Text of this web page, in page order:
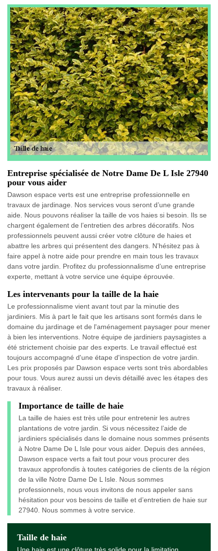
Entreprise spécialisée de Notre Dame De L Isle 27940
pour vous aider
Dawson espace verts est une entreprise professionnelle en
travaux de jardinage. Nos services vous seront d’une grande
aide. Nous pouvons réaliser la taille de vos haies si besoin. Ils se
chargent également de l’entretien des arbres décoratifs. Nos
professionnels peuvent aussi créer votre clôture de haies et
abattre les arbres qui présentent des dangers. N’hésitez pas à
faire appel à notre aide pour prendre en main tous les travaux
dans votre jardin. Profitez du professionnalisme d’une entreprise
experte, mettant à votre service une équipe éprouvée.
Les intervenants pour la taille de la haie
Le professionnalisme vient avant tout par la minutie des
jardiniers. Mis à part le fait que les artisans sont formés dans le
domaine du jardinage et de l'aménagement paysager pour mener
à bien les interventions. Notre équipe de jardiniers paysagistes a
été strictement choisie par des experts. Le travail effectué est
toujours accompagné d'une étape d'inspection de votre jardin.
Les prix proposés par Dawson espace verts sont très abordables
pour tous. Vous aurez aussi un devis détaillé avec les étapes des
travaux à réaliser.
Importance de taille de haie
La taille de haies est très utile pour entretenir les autres
plantations de votre jardin. Si vous nécessitez l’aide de
jardiniers spécialisés dans le domaine nous sommes présents
à Notre Dame De L Isle pour vous aider. Depuis des années,
Dawson espace verts a fait tout pour vous procurer des
travaux approfondis à toutes catégories de clients de la région
de la ville Notre Dame De L Isle. Nous sommes
professionnels, nous vous invitons de nous appeler sans
hésitation pour vos besoins de taille et d’entretien de haie sur
27940. Nous sommes à votre service.
Taille de haie
Une haie est une clôture très solide pour la limitation